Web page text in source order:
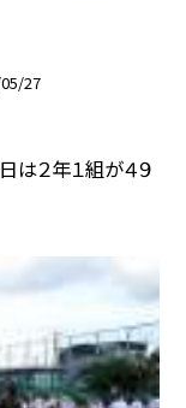
27
は２年１組が４９